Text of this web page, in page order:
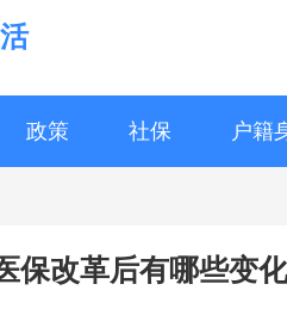
政策 社保 户籍
保改革后有哪些变